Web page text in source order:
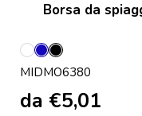
Borsa da
Bianco
BluNero
MIDMO6380
da €5,01